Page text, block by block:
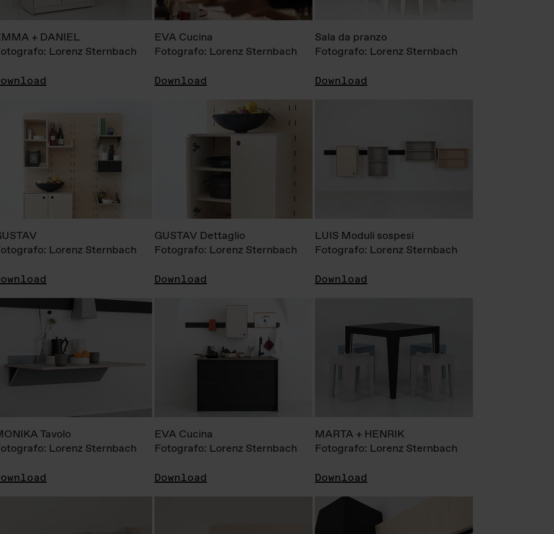
+ DANIEL
Lorenz Sternbach
EVA Cucina
Fotografo: Lorenz Sternbach
Download
Sala da pranzo
Fotografo: Lorenz Sternbach
Download
Lorenz Sternbach
GUSTAV Dettaglio
Fotografo: Lorenz Sternbach
Download
LUIS Moduli sospesi
Fotografo: Lorenz Sternbach
Download
Tavolo
Lorenz Sternbach
EVA Cucina
Fotografo: Lorenz Sternbach
Download
MARTA + HENRIK
Fotografo: Lorenz Sternbach
Download